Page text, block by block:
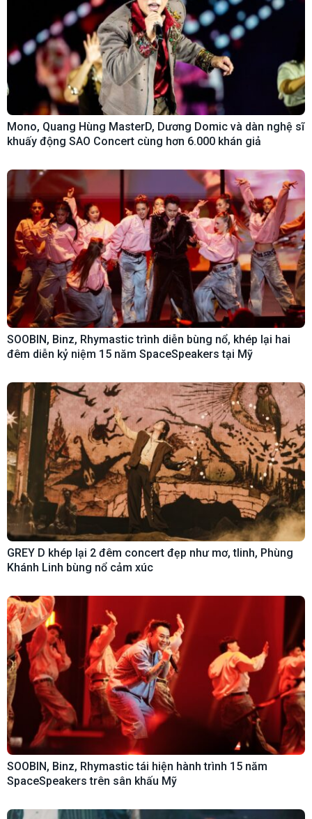
Mono, Quang Hùng MasterD, Dương Domic và dàn nghệ sĩ
khuấy động SAO Concert cùng hơn 6.000 khán giả
SOOBIN, Binz, Rhymastic trình diễn bùng nổ, khép lại hai
đêm diễn kỷ niệm 15 năm SpaceSpeakers tại Mỹ
GREY D khép lại 2 đêm concert đẹp như mơ, tlinh, Phùng
Khánh Linh bùng nổ cảm xúc
SOOBIN, Binz, Rhymastic tái hiện hành trình 15 năm
SpaceSpeakers trên sân khấu Mỹ